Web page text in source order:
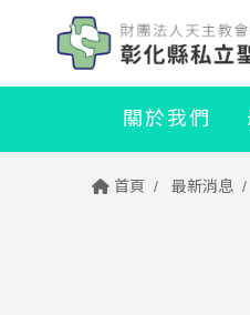
關於我們
首頁 最新消息